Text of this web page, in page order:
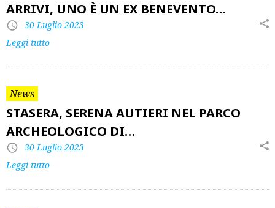
ARRIVI, UNO È UN EX BENEVENTO…
30 Luglio 2023
Leggi tutto
News
STASERA, SERENA AUTIERI NEL PARCO
ARCHEOLOGICO DI…
30 Luglio 2023
Leggi tutto